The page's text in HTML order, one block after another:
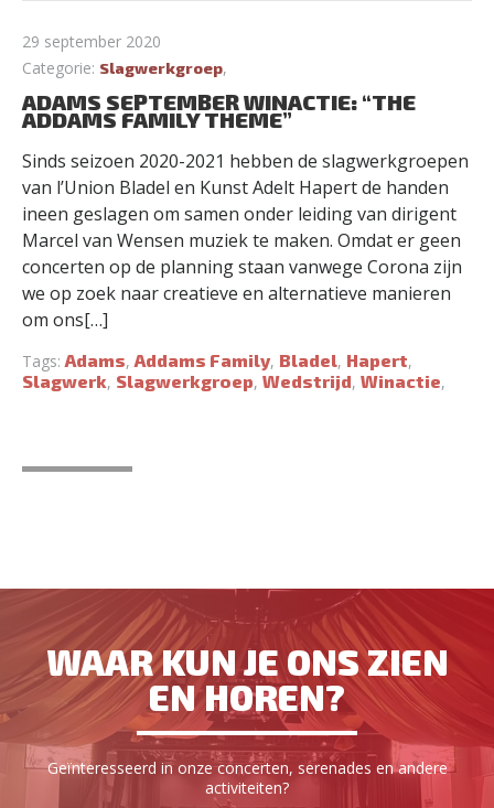
29 september 2020
Categorie: Slagwerkgroep,
ADAMS SEPTEMBER WINACTIE: “THE
ADDAMS FAMILY THEME”
Sinds seizoen 2020-2021 hebben de slagwerkgroepen
van l’Union Bladel en Kunst Adelt Hapert de handen
ineen geslagen om samen onder leiding van dirigent
Marcel van Wensen muziek te maken. Omdat er geen
concerten op de planning staan vanwege Corona zijn
we op zoek naar creatieve en alternatieve manieren
om ons[…]
Tags:Adams,Addams Family, Bladel, Hapert,
Slagwerk, Slagwerkgroep, Wedstrijd, Winactie,
WAAR KUN JE ONS ZIEN
EN HOREN?
Geïnteresseerd in onze concerten, serenades en andere
activiteiten?